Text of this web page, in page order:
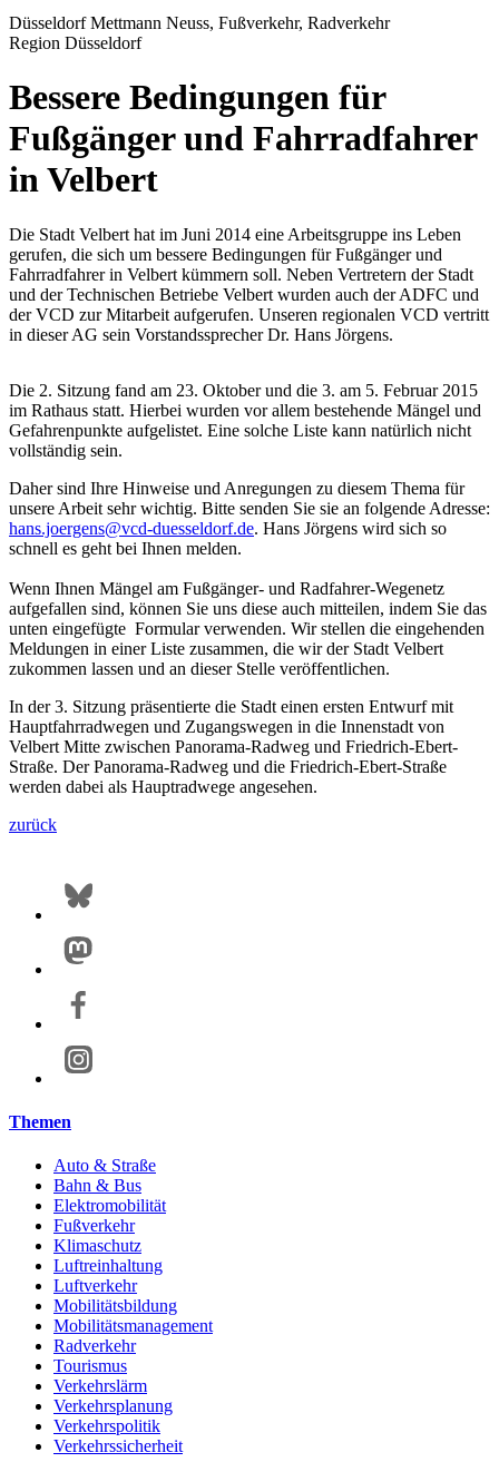
Düsseldorf Mettmann Neuss, Fußverkehr, Radverkehr
Region Düsseldorf
Bessere Bedingungen für
Fußgänger und Fahrradfahrer
in Velbert
Die Stadt Velbert hat im Juni 2014 eine Arbeitsgruppe ins Leben
gerufen, die sich um bessere Bedingungen für Fußgänger und
Fahrradfahrer in Velbert kümmern soll. Neben Vertretern der Stadt
und der Technischen Betriebe Velbert wurden auch der ADFC und
der VCD zur Mitarbeit aufgerufen. Unseren regionalen VCD vertritt
in dieser AG sein Vorstandssprecher Dr. Hans Jörgens.
Die 2. Sitzung fand am 23. Oktober und die 3. am 5. Februar 2015
im Rathaus statt. Hierbei wurden vor allem bestehende Mängel und
Gefahrenpunkte aufgelistet. Eine solche Liste kann natürlich nicht
vollständig sein.
Daher sind Ihre Hinweise und Anregungen zu diesem Thema für
unsere Arbeit sehr wichtig. Bitte senden Sie sie an folgende Adresse:
hans.joergens@vcd-duesseldorf.de. Hans Jörgens wird sich so
schnell es geht bei Ihnen melden.
Wenn Ihnen Mängel am Fußgänger- und Radfahrer-Wegenetz
aufgefallen sind, können Sie uns diese auch mitteilen, indem Sie das
unten eingefügte Formular verwenden. Wir stellen die eingehenden
Meldungen in einer Liste zusammen, die wir der Stadt Velbert
zukommen lassen und an dieser Stelle veröffentlichen.
In der 3. Sitzung präsentierte die Stadt einen ersten Entwurf mit
Hauptfahrradwegen und Zugangswegen in die Innenstadt von
Velbert Mitte zwischen Panorama-Radweg und Friedrich-Ebert-
Straße. Der Panorama-Radweg und die Friedrich-Ebert-Straße
werden dabei als Hauptradwege angesehen.
zurück
Themen
Auto & Straße
Bahn & Bus
Elektromobilität
Fußverkehr
Klimaschutz
Luftreinhaltung
Luftverkehr
Mobilitätsbildung
Mobilitätsmanagement
Radverkehr
Tourismus
Verkehrslärm
Verkehrsplanung
Verkehrspolitik
Verkehrssicherheit